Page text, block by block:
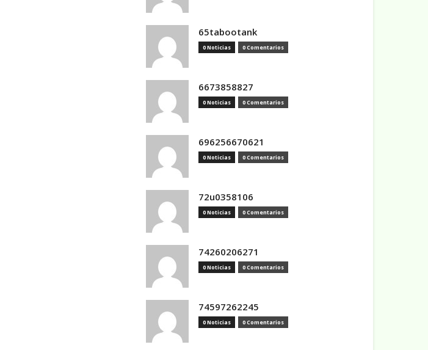
65tabootank
0 Noticias 0 Comentarios
6673858827
0 Noticias 0 Comentarios
696256670621
0 Noticias 0 Comentarios
72u0358106
0 Noticias 0 Comentarios
74260206271
0 Noticias 0 Comentarios
74597262245
0 Noticias 0 Comentarios